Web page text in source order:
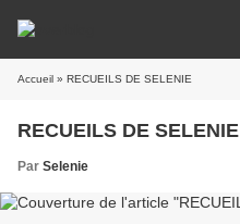
Accueil » RECUEILS DE SELENIE
RECUEILS DE SELENIE
Par Selenie